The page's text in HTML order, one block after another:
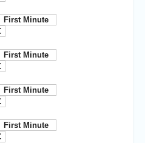
First Minute
First Minute
First Minute
First Minute